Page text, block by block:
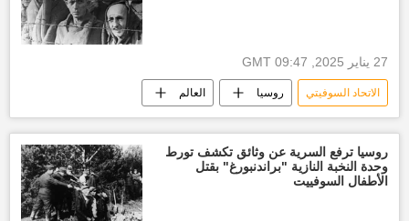
27 يناير 2025, 09:47 GMT
الاتحاد السوفيتي روسيا العالم
روسيا ترفع السرية عن وثائق تكشف تورط
وحدة النخبة النازية "براندنبورغ" بقتل
الأطفال السوفييت